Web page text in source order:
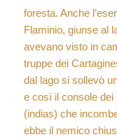
foresta. Anche
Flaminio, giunse al
avevano visto in
truppe dei
dal lago si sollevò
e così il console dei
(indias) che
ebbe il nemico